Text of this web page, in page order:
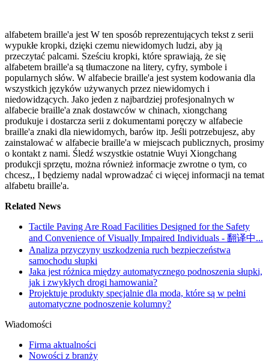
alfabetem braille'a jest W ten sposób reprezentujących tekst z serii
wypukłe kropki, dzięki czemu niewidomych ludzi, aby ją
przeczytać palcami. Sześciu kropki, które sprawiają, że się
alfabetem braille'a są tłumaczone na litery, cyfry, symbole i
popularnych słów. W alfabecie braille'a jest system kodowania dla
wszystkich języków używanych przez niewidomych i
niedowidzących. Jako jeden z najbardziej profesjonalnych w
alfabecie braille'a znak dostawców w chinach, xiongchang
produkuje i dostarcza serii z dokumentami poręczy w alfabecie
braille'a znaki dla niewidomych, barów itp. Jeśli potrzebujesz, aby
zainstalować w alfabecie braille'a w miejscach publicznych, prosimy
o kontakt z nami. Śledź wszystkie ostatnie Wuyi Xiongchang
produkcji sprzętu, można również informacje zwrotne o tym, co
chcesz,, I będziemy nadal wprowadzać ci więcej informacji na temat
alfabetu braille'a.
Related News
Tactile Paving Are Road Facilities Designed for the Safety
and Convenience of Visually Impaired Individuals - 翻译中...
Analiza przyczyny uszkodzenia ruch bezpieczeństwa
samochodu słupki
Jaka jest różnica między automatycznego podnoszenia słupki,
jak i zwykłych drogi hamowania?
Projektuje produkty specjalnie dla moda, które są w pełni
automatyczne podnoszenie kolumny?
Wiadomości
Firma aktualności
Nowości z branży